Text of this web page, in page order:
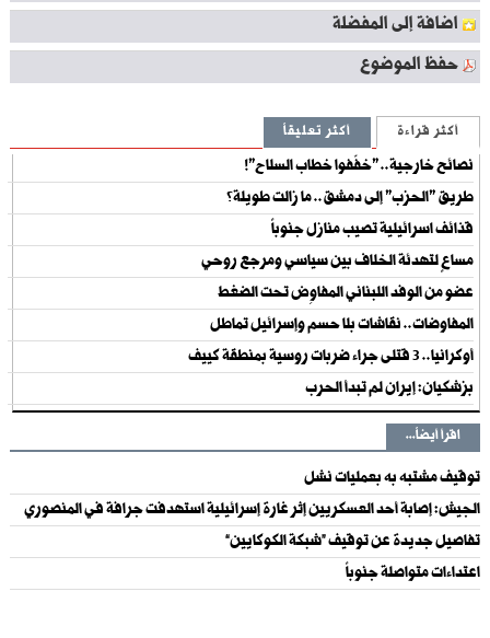
اضافة إلى المفضلة
حفظ الموضوع
أكثر قراءة أكثر تعليقاً
نصائح خارجية.. "خفّفوا خطاب السلاح"!
طريق "الحزب" إلى دمشق.. ما زالت طويلة؟
قذائف اسرائيلية تصيب منازل جنوباً
مساعٍ لتهدئة الخلاف بين سياسي ومرجع روحي
عضو من الوفد اللبناني المفاوِض تحت الضغط
المفاوضات.. نقاشات بلا حسم وإسرائيل تماطل
أوكرانيا.. 3 قتلى جراء ضربات روسية بمنطقة كييف
بزشكيان: إيران لم تبدأ الحرب
اقرأ أيضاً...
توقيف مشتبه به بعمليات نشل
الجيش: إصابة أحد العسكريين إثر غارة إسرائيلية استهدفت جرافة في المنصوري
تفاصيل جديدة عن توقيف “شبكة الكوكايين”
اعتداءات متواصلة جنوباً